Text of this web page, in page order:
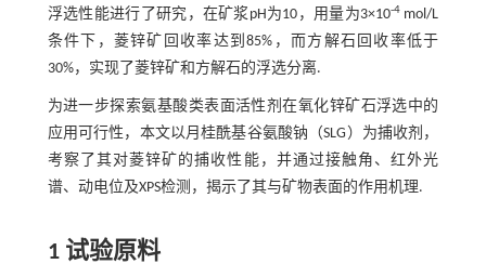
浮选性能进行了研究，在矿浆pH为10，用量为3×10-4 mol/L
条件下，菱锌矿回收率达到85%，而方解石回收率低于
30%，实现了菱锌矿和方解石的浮选分离.
为进一步探索氨基酸类表面活性剂在氧化锌矿石浮选中的
应用可行性，本文以月桂酰基谷氨酸钠（SLG）为捕收剂，
考察了其对菱锌矿的捕收性能，并通过接触角、红外光
谱、动电位及XPS检测，揭示了其与矿物表面的作用机理.
1 试验原料